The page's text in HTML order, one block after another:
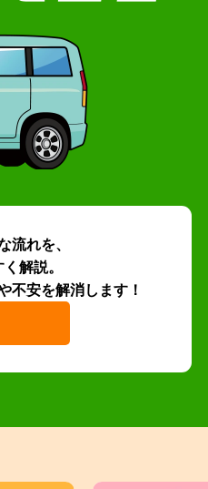
流れを、
解説。
不安を解消します！